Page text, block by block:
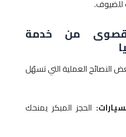
للضيوف.
من خدمة
النصائح العملية التي تسهّل
الحجز المبكر يمنحك